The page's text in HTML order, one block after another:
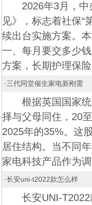
2026年3月，中
见》，标志着社保“
续出台实施方案。
一、每月要交多少
方案，长期护理保
·三代同堂催生家电新刚需
根据英国国家统
择与父母同住，20
2025年的35%。这
居住结构。当不同
家电科技产品作为
·长安uni-t2022款怎么样
长安UNI-T2022